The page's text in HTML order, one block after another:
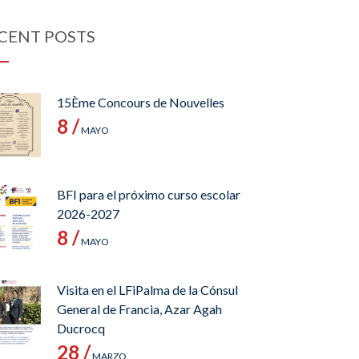
POSTS
15Ème Concours de Nouvelles
8 /MAYO
BFI para el próximo curso escolar
2026-2027
8 /MAYO
Visita en el LFiPalma de la Cónsul
General de Francia, Azar Agah
Ducrocq
28 /MARZO